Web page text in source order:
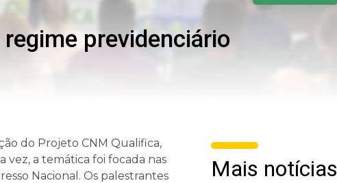
previdenciário
do Projeto CNM Qualifica,
vez, a temática foi focada nas
Nacional. Os palestrantes
Mais notícias